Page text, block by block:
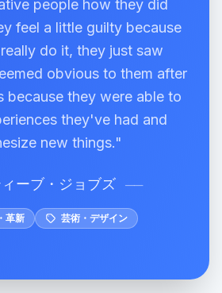
people how they did
feel a little guilty because
do it, they just saw
obvious to them after
because they were able to
they've had and
new things."
ィーブ・ジョブズ ──
革新 芸術・デザイン